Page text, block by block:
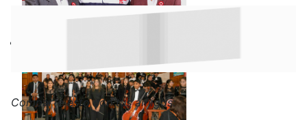
Comparte esto con tus amigos: